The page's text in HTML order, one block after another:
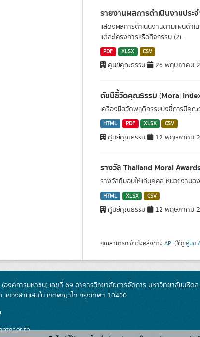
รายงานผลการดำเนินงานประ
แสดงผลการดำเนินงานตามแผนดำ
แต่ละโครงการหรือกิจกรรม (2)...
PDF XLSX CSV
ศูนย์คุณธรรม 26 พฤษภาคม
ดัชนีชี้วัดคุณธรรม (Moral
เครื่องมือวัดพฤติกรรมบ่งชี้การมีคุ
HTML PDF XLSX CSV
ศูนย์คุณธรรม 12 พฤษภาคม
รางวัล Thailand Moral Awards
รางวัลที่มอบให้แก่บุคคล หน่วยงาน
HTML XLSX CSV
ศูนย์คุณธรรม 12 พฤษภาคม
คุณสามารถเข้าถึงคลังทาง API (ให้ดู คู่มือ
งค์การมหาชน) เลขที่ 69 อาคารวิทยาลัยการจัดการ มหาวิทยาลัยมหิดล
แขวงสามเสนใน เขตพญาไท กรุงเทพฯ 10400